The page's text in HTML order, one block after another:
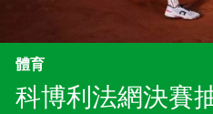
體育
科博利法網決賽